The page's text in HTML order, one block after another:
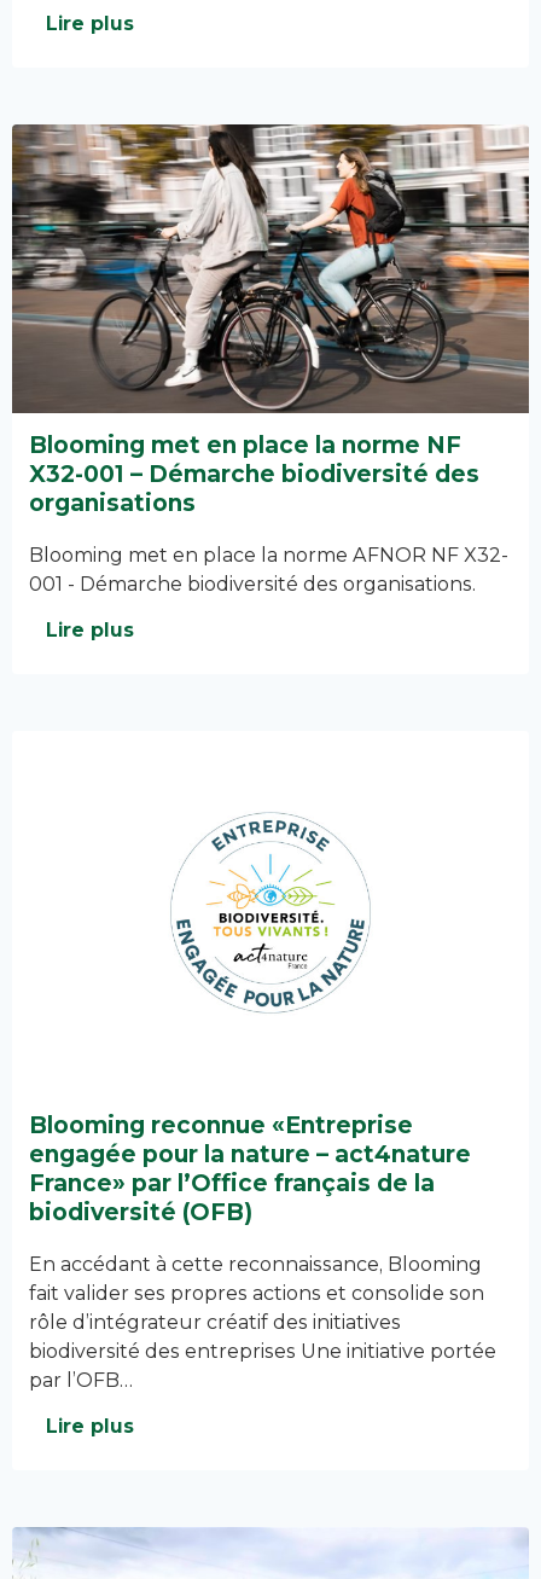
Lire plus
Blooming met en place la norme NF
X32-001 – Démarche biodiversité des
organisations
Blooming met en place la norme AFNOR NF X32-
001 - Démarche biodiversité des organisations.
Lire plus
Blooming reconnue «Entreprise
engagée pour la nature – act4nature
France» par l’Office français de la
biodiversité (OFB)
En accédant à cette reconnaissance, Blooming
fait valider ses propres actions et consolide son
rôle d’intégrateur créatif des initiatives
biodiversité des entreprises Une initiative portée
par l’OFB…
Lire plus